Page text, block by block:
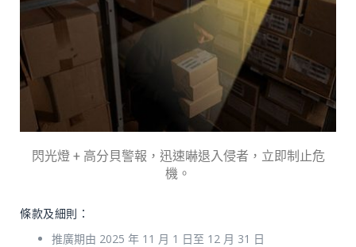
閃光燈 + 高分貝警報，迅速嚇退入侵者，立即制止危
機。
條款及細則：
推廣期由 2025 年 11 月 1 日至 12 月 31 日